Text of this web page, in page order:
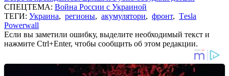
СПЕЦТЕМА: Война России с Украиной
ТЕГИ: Украина, регионы, акумулятори, фронт, Тesla
Powerwall
Если вы заметили ошибку, выделите необходимый текст и
нажмите Ctrl+Enter, чтобы сообщить об этом редакции.